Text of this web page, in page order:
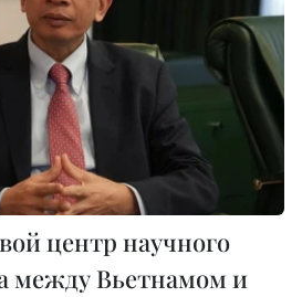
центр научного
между Вьетнамом и